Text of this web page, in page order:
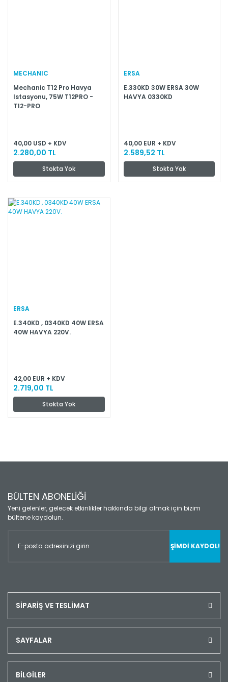
MECHANIC
Mechanic T12 Pro Havya
Istasyonu, 75W T12PRO -
T12-PRO
40,00 USD + KDV
2.280,00 TL
Stokta Yok
ERSA
E.330KD 30W ERSA 30W
HAVYA 0330KD
40,00 EUR + KDV
2.589,52 TL
Stokta Yok
ERSA
E.340KD , 0340KD 40W ERSA
40W HAVYA 220V.
42,00 EUR + KDV
2.719,00 TL
Stokta Yok
BÜLTEN ABONELİĞİ
Yeni gelenler, gelecek etkinlikler hakkında bilgi almak için bizim
bültene kaydolun.
ŞİMDİ KAYDOL!
SİPARİŞ VE TESLİMAT
SAYFALAR
BİLGİLER